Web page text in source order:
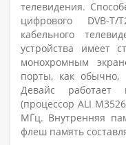
телевидения.
цифрового DVB-
кабельного
устройства имеет
монохромным
порты, как обычно,
Девайс работает
(процессор ALI
МГц. Внутренняя
флеш память